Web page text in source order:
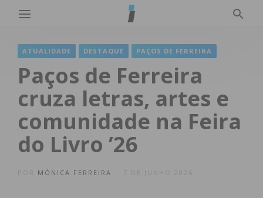
ATUALIDADE DESTAQUE PAÇOS DE FERREIRA
Paços de Ferreira
cruza letras, artes e
comunidade na Feira
do Livro ’26
MÓNICA FERREIRA 7 DE JUNHO 2026